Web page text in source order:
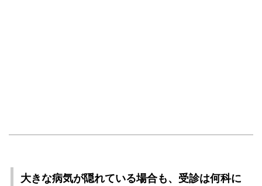
大きな病気が隠れている場合も、受診は何科に